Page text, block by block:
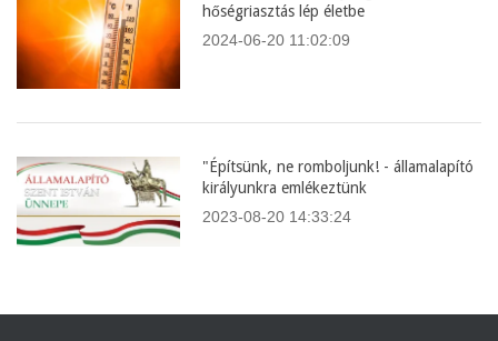
hőségriasztás lép életbe
2024-06-20 11:02:09
"Építsünk, ne romboljunk! - államalapító
királyunkra emlékeztünk
2023-08-20 14:33:24